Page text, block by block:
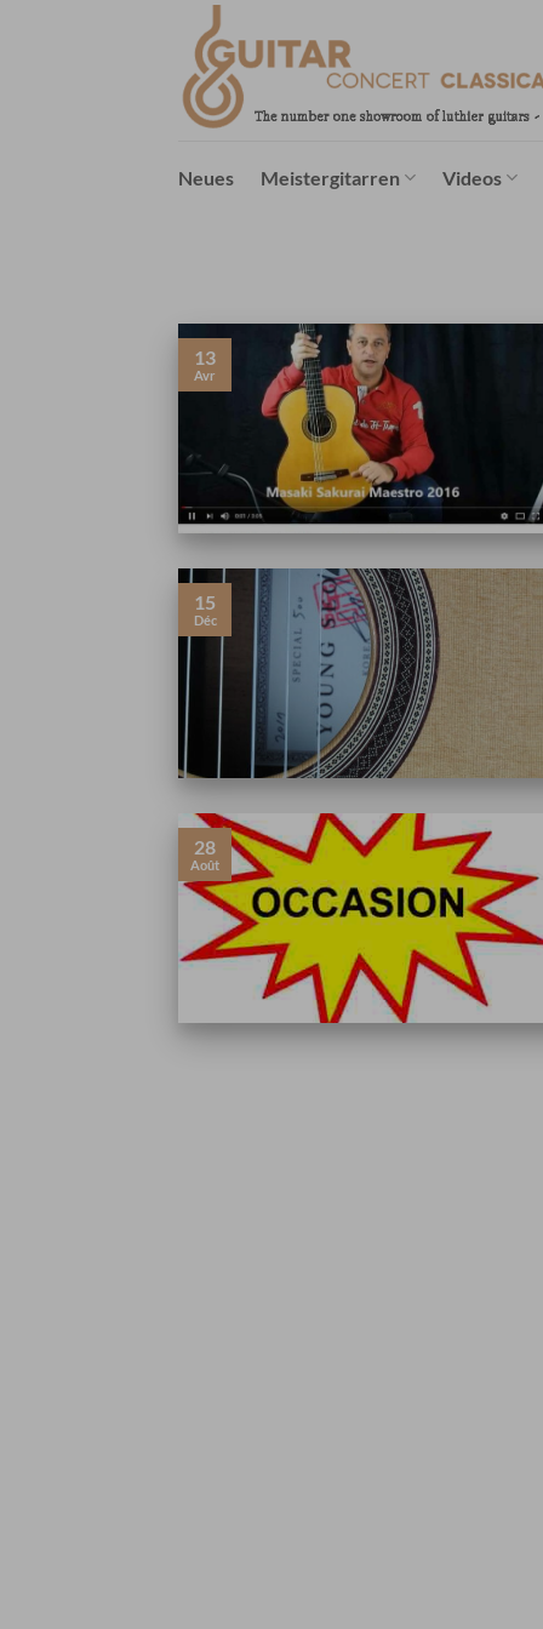
Neues Meistergitarren Videos
13
Avr
15
Déc
28
Août